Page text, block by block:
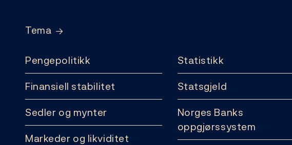
Tema
Pengepolitikk
Finansiell stabilitet
Sedler og mynter
Markeder og likviditet
Statistikk
Statsgjeld
Norges Banks
oppgjørssystem